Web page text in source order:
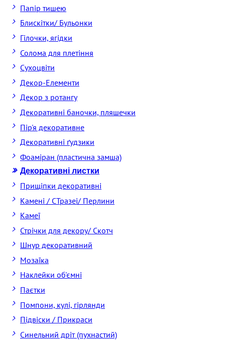
Папір тишею
Блискітки/ Бульонки
Гілочки, ягідки
Солома для плетіння
Cухоцвіти
Декор-Елементи
Декор з ротангу
Декоративні баночки, пляшечки
Пір'я декоративне
Декоративні ґудзики
Фоаміран (пластична замша)
Декоративні листки
Прищіпки декоративні
Камені / CТразеі/ Перлини
Камеї
Стрічки для декору/ Скотч
Шнур декоративний
Мозаїка
Наклейки об'ємні
Паєтки
Помпони, кулі, гірлянди
Підвіски / Прикраси
Синельний дріт (пухнастий)